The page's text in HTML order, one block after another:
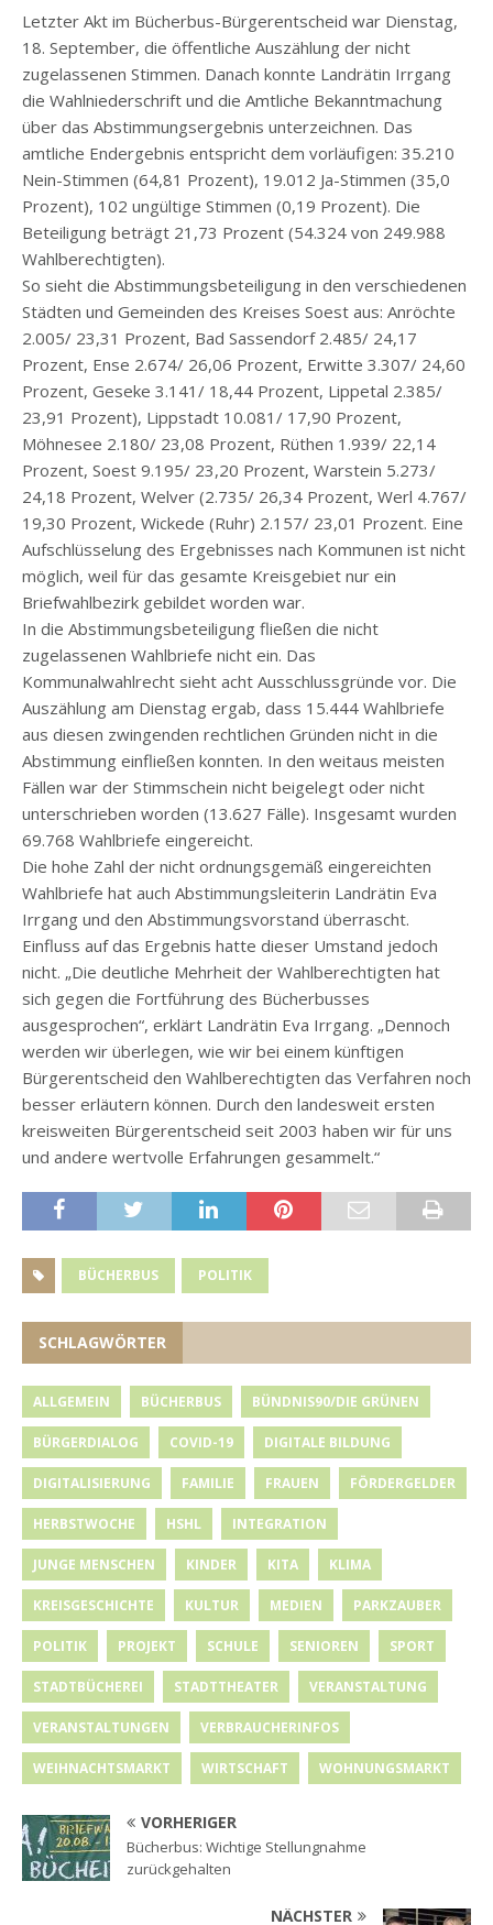
Letzter Akt im Bücherbus-Bürgerentscheid war Dienstag,
18. September, die öffentliche Auszählung der nicht
zugelassenen Stimmen. Danach konnte Landrätin Irrgang
die Wahlniederschrift und die Amtliche Bekanntmachung
über das Abstimmungsergebnis unterzeichnen. Das
amtliche Endergebnis entspricht dem vorläufigen: 35.210
Nein-Stimmen (64,81 Prozent), 19.012 Ja-Stimmen (35,0
Prozent), 102 ungültige Stimmen (0,19 Prozent). Die
Beteiligung beträgt 21,73 Prozent (54.324 von 249.988
Wahlberechtigten).
So sieht die Abstimmungsbeteiligung in den verschiedenen
Städten und Gemeinden des Kreises Soest aus: Anröchte
2.005/ 23,31 Prozent, Bad Sassendorf 2.485/ 24,17
Prozent, Ense 2.674/ 26,06 Prozent, Erwitte 3.307/ 24,60
Prozent, Geseke 3.141/ 18,44 Prozent, Lippetal 2.385/
23,91 Prozent), Lippstadt 10.081/ 17,90 Prozent,
Möhnesee 2.180/ 23,08 Prozent, Rüthen 1.939/ 22,14
Prozent, Soest 9.195/ 23,20 Prozent, Warstein 5.273/
24,18 Prozent, Welver (2.735/ 26,34 Prozent, Werl 4.767/
19,30 Prozent, Wickede (Ruhr) 2.157/ 23,01 Prozent. Eine
Aufschlüsselung des Ergebnisses nach Kommunen ist nicht
möglich, weil für das gesamte Kreisgebiet nur ein
Briefwahlbezirk gebildet worden war.
In die Abstimmungsbeteiligung fließen die nicht
zugelassenen Wahlbriefe nicht ein. Das
Kommunalwahlrecht sieht acht Ausschlussgründe vor. Die
Auszählung am Dienstag ergab, dass 15.444 Wahlbriefe
aus diesen zwingenden rechtlichen Gründen nicht in die
Abstimmung einfließen konnten. In den weitaus meisten
Fällen war der Stimmschein nicht beigelegt oder nicht
unterschrieben worden (13.627 Fälle). Insgesamt wurden
69.768 Wahlbriefe eingereicht.
Die hohe Zahl der nicht ordnungsgemäß eingereichten
Wahlbriefe hat auch Abstimmungsleiterin Landrätin Eva
Irrgang und den Abstimmungsvorstand überrascht.
Einfluss auf das Ergebnis hatte dieser Umstand jedoch
nicht. „Die deutliche Mehrheit der Wahlberechtigten hat
sich gegen die Fortführung des Bücherbusses
ausgesprochen“, erklärt Landrätin Eva Irrgang. „Dennoch
werden wir überlegen, wie wir bei einem künftigen
Bürgerentscheid den Wahlberechtigten das Verfahren noch
besser erläutern können. Durch den landesweit ersten
kreisweiten Bürgerentscheid seit 2003 haben wir für uns
und andere wertvolle Erfahrungen gesammelt.“
BÜCHERBUS POLITIK
SCHLAGWÖRTER
ALLGEMEIN BÜCHERBUS BÜNDNIS90/DIE GRÜNEN
BÜRGERDIALOG COVID-19 DIGITALE BILDUNG
DIGITALISIERUNG FAMILIE FRAUEN FÖRDERGELDER
HERBSTWOCHE HSHL INTEGRATION
JUNGE MENSCHEN KINDER KITA KLIMA
KREISGESCHICHTE KULTUR MEDIEN PARKZAUBER
POLITIK PROJEKT SCHULE SENIOREN SPORT
STADTBÜCHEREI STADTTHEATER VERANSTALTUNG
VERANSTALTUNGEN VERBRAUCHERINFOS
WEIHNACHTSMARKT WIRTSCHAFT WOHNUNGSMARKT
VORHERIGER
Bücherbus: Wichtige Stellungnahme
zurückgehalten
NÄCHSTER